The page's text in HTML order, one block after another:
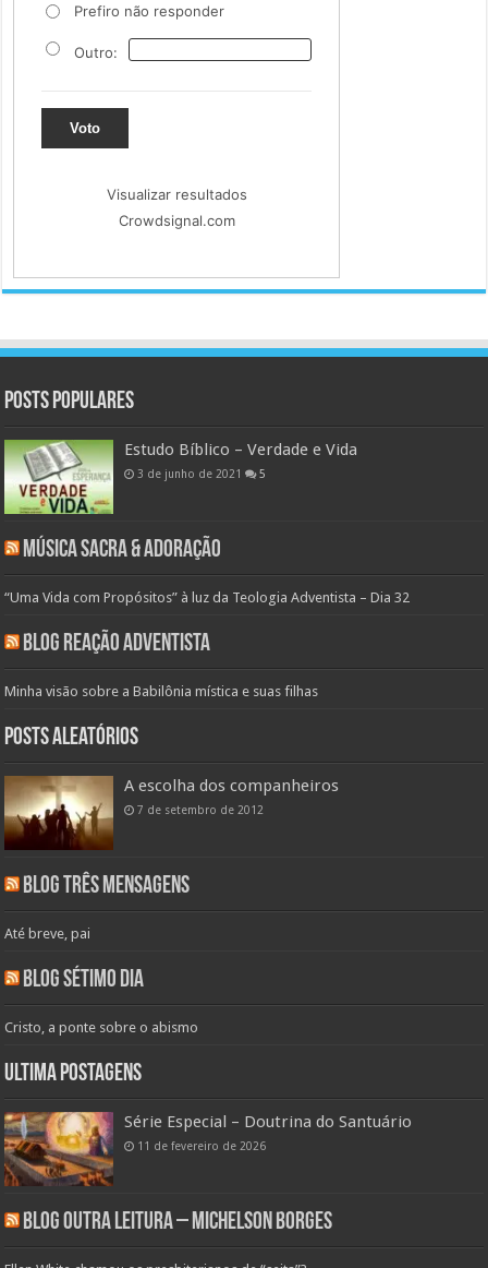
Prefiro não responder
Outro:
Voto
Visualizar resultados
Crowdsignal.com
Posts populares
Estudo Bíblico – Verdade e Vida
3 de junho de 2021 5
Música Sacra & Adoração
“Uma Vida com Propósitos” à luz da Teologia Adventista – Dia 32
Blog Reação Adventista
Minha visão sobre a Babilônia mística e suas filhas
Posts aleatórios
A escolha dos companheiros
7 de setembro de 2012
Blog Três Mensagens
Até breve, pai
Blog Sétimo Dia
Cristo, a ponte sobre o abismo
Ultima Postagens
Série Especial – Doutrina do Santuário
11 de fevereiro de 2026
Blog Outra Leitura – Michelson Borges